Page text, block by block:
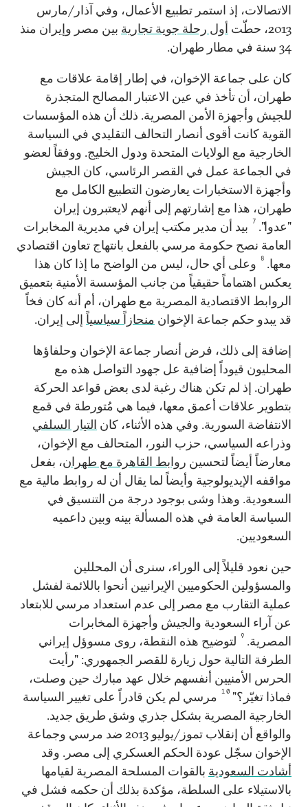
الاتصالات، إذ استمر تطبيع الأعمال، وفي آذار/مارس
2013، حطّت
أول رحلة جوية تجارية بين مصر وإيران منذ
34 سنة في مطار طهران.
كان على جماعة الإخوان، في إطار إقامة علاقات مع
طهران، أن تأخذ في عين الاعتبار المصالح المتجذرة
للجيش وأجهزة الأمن المصرية. ذلك أن هذه المؤسسات
القوية كانت أقوى أنصار التحالف التقليدي في السياسة
الخارجية مع الولايات المتحدة ودول الخليج. ووفقاً لعضو
في الجماعة عمل في القصر الرئاسي، كان الجيش
وأجهزة الاستخبارات يعارضون التطبيع الكامل مع
طهران، هذا مع إشارتهم إلى أنهم لايعتبرون إيران
"عدوا". 7 بيد أن مدير مكتب إيران في مديرية المخابرات
العامة نصح حكومة مرسي بالفعل بانتهاج تعاون اقتصادي
معها. 8
وعلى أي حال، ليس من الواضح ما إذا كان هذا
يعكس اهتماماً حقيقياً من جانب المؤسسة الأمنية بتعميق
الروابط الاقتصادية المصرية مع طهران، أم أنه كان فخاً
قد يبدو حكم جماعة الإخوان منحازاً سياسياً إلى إيران.
إضافة إلى ذلك، فرض أنصار جماعة الإخوان وحلفاؤها
المحليون قيوداً إضافية عل جهود التواصل هذه مع
طهران. إذ لم تكن هناك رغبة لدى بعض قواعد الحركة
بتطوير علاقات أعمق معها، فيما هي مُتورطة في قمع
الانتفاضة السورية. وفي هذه الأثناء، كان التيار السلفي
وذراعه السياسي، حزب النور، المتحالف مع الإخوان،
معارضاً أيضاً لتحسين روابط القاهرة مع طهران، بفعل
مواقفه الإيديولوجية وأيضاً لما يقال أن له روابط مالية مع
السعودية. وهذا وشى بوجود درجة من التنسيق في
السياسة العامة في هذه المسألة بينه وبين داعميه
السعوديين.
حين نعود قليلاً إلى الوراء، سنرى أن المحللين
والمسؤولين الحكوميين الإيرانيين أنحوا باللائمة لفشل
عملية التقارب مع مصر إلى عدم استعداد مرسي للابتعاد
عن آراء السعودية والجيش وأجهزة المخابرات
المصرية. 9 لتوضيح هذه النقطة، روى مسوؤل إيراني
الطرفة التالية حول زيارة للقصر الجمهوري: "رأيت
الحرس الأمنيين أنفسهم خلال عهد مبارك حين وصلت،
فماذا تغيّر؟" 10 مرسي لم يكن قادراً على تغيير السياسة
الخارجية المصرية بشكل جذري وشق طريق جديد.
والواقع أن إنقلاب تموز/يوليو 2013 ضد مرسي وجماعة
الإخوان سجّل عودة الحكم العسكري إلى مصر. وقد
أشادت السعودية بالقوات المسلحة المصرية لقيامها
بالاستيلاء على السلطة، مؤكدة بذلك أن حكمه فشل في